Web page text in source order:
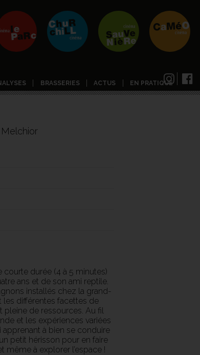
BRASSERIES ACTUS EN PRATIQUE
durée (4 à 5 minutes)
ans et de son ami reptile.
installés chez la grand-
les différentes facettes de
pleine de ressources. Au fil
et les expériences variées
à bien se conduire
petit hérisson pour en faire
même à explorer l’espace !